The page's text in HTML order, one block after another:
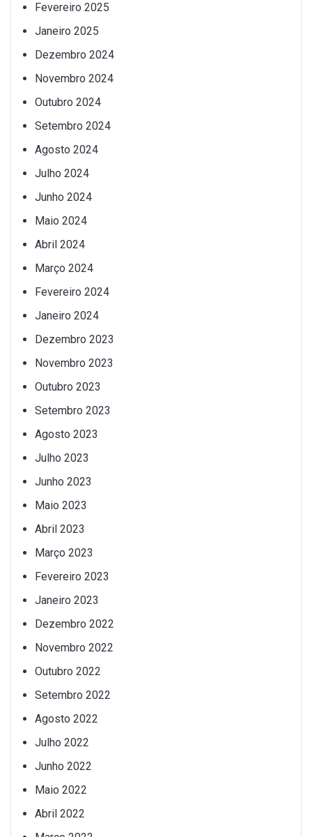
Fevereiro 2025
Janeiro 2025
Dezembro 2024
Novembro 2024
Outubro 2024
Setembro 2024
Agosto 2024
Julho 2024
Junho 2024
Maio 2024
Abril 2024
Março 2024
Fevereiro 2024
Janeiro 2024
Dezembro 2023
Novembro 2023
Outubro 2023
Setembro 2023
Agosto 2023
Julho 2023
Junho 2023
Maio 2023
Abril 2023
Março 2023
Fevereiro 2023
Janeiro 2023
Dezembro 2022
Novembro 2022
Outubro 2022
Setembro 2022
Agosto 2022
Julho 2022
Junho 2022
Maio 2022
Abril 2022